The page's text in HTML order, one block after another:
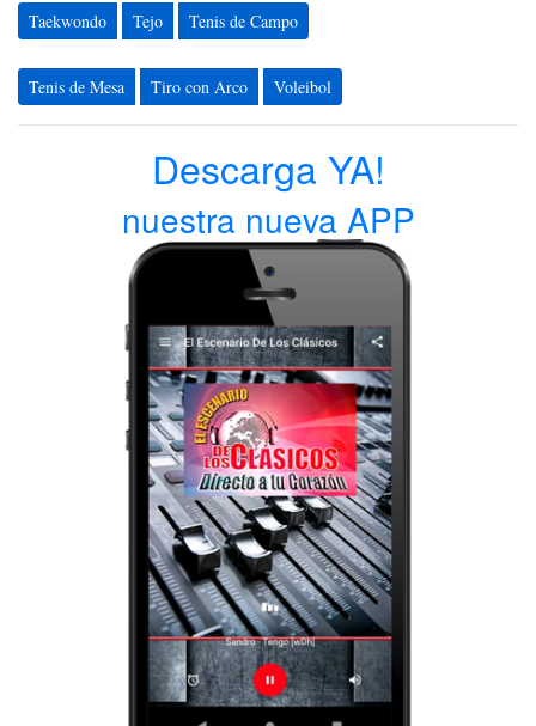
Taekwondo Tejo Tenis de Campo
Tenis de Mesa Tiro con Arco Voleibol
Descarga YA!
nuestra nueva APP